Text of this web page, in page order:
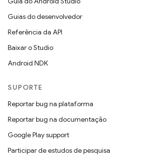
Guias do desenvolvedor
Referência da API
Baixar o Studio
Android NDK
SUPORTE
Reportar bug na plataforma
Reportar bug na documentação
Google Play support
Participar de estudos de pesquisa